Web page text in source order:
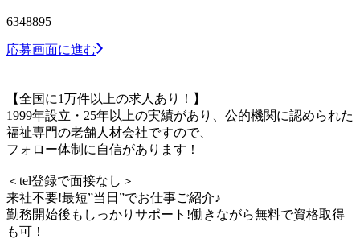
6348895
応募画面に進む
【全国に1万件以上の求人あり！】
1999年設立・25年以上の実績があり、公的機関に認められた
福祉専門の老舗人材会社ですので、
フォロー体制に自信があります！
＜tel登録で面接なし＞
来社不要!最短”当日”でお仕事ご紹介♪
勤務開始後もしっかりサポート!働きながら無料で資格取得
も可！